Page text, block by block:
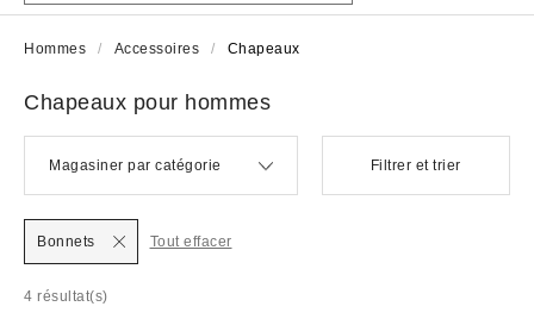
Hommes Accessoires Chapeaux
Chapeaux pour hommes
Magasiner par catégorie Filtrer et trier
4 résultat(s)
Bonnets Tout effacer